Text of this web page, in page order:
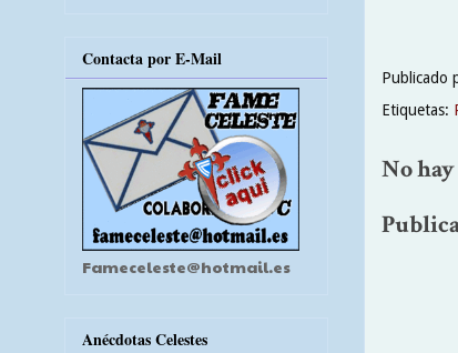
Publicado
Etiquetas:
No
Contacta por E-Mail
Fameceleste@hotmail.es
Anécdotas Celestes